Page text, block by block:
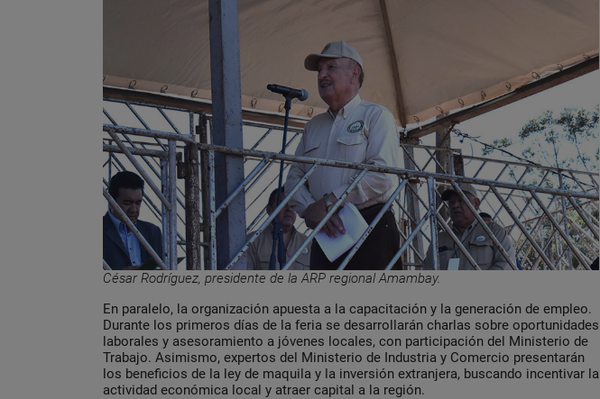
César Rodríguez, presidente de la ARP regional Amambay.
En paralelo, la organización apuesta a la capacitación y la generación de empleo.
Durante los primeros días de la feria se desarrollarán charlas sobre oportunidades
laborales y asesoramiento a jóvenes locales, con participación del Ministerio de
Trabajo. Asimismo, expertos del Ministerio de Industria y Comercio presentarán
los beneficios de la ley de maquila y la inversión extranjera, buscando incentivar la
actividad económica local y atraer capital a la región.